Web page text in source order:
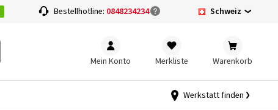
Bestellhotline: 0848234234 Schweiz
Mein Konto Merkliste Warenkorb
Werkstatt finden